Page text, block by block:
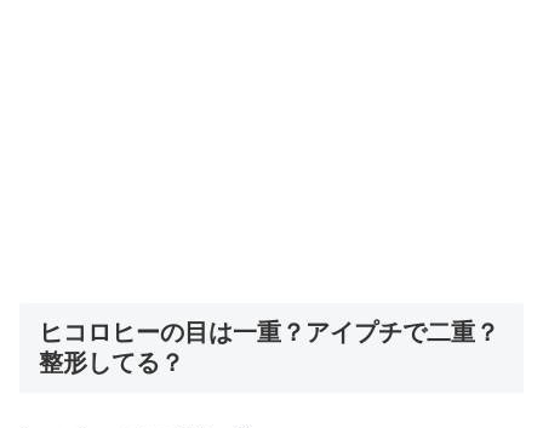
ヒコロヒーの目は一重？アイプチで二重？
整形してる？